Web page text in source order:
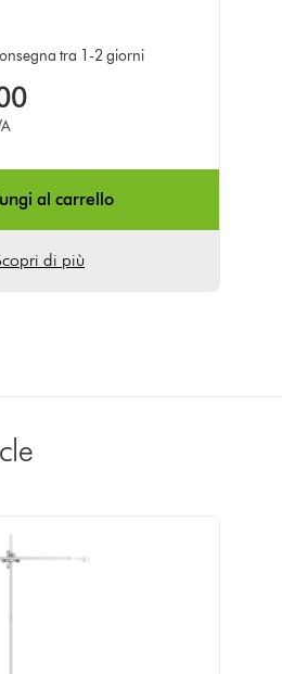
tra 1-2 giorni
al carrello
di più